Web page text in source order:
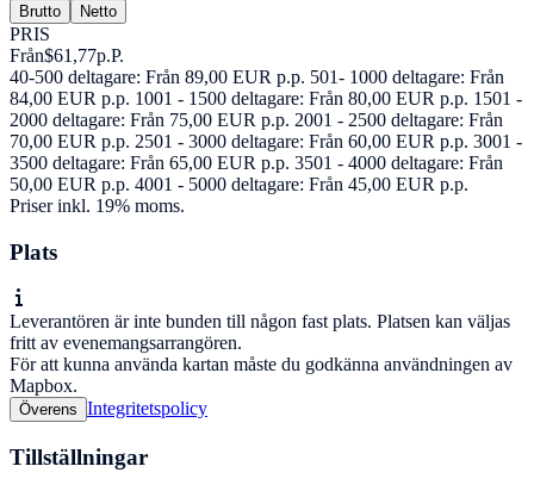
Brutto Netto
PRIS
Från$61,77p.P.
40-500 deltagare: Från 89,00 EUR p.p. 501- 1000 deltagare: Från
84,00 EUR p.p. 1001 - 1500 deltagare: Från 80,00 EUR p.p. 1501 -
2000 deltagare: Från 75,00 EUR p.p. 2001 - 2500 deltagare: Från
70,00 EUR p.p. 2501 - 3000 deltagare: Från 60,00 EUR p.p. 3001 -
3500 deltagare: Från 65,00 EUR p.p. 3501 - 4000 deltagare: Från
50,00 EUR p.p. 4001 - 5000 deltagare: Från 45,00 EUR p.p.
Priser inkl. 19% moms.
Plats
Leverantören är inte bunden till någon fast plats. Platsen kan väljas
fritt av evenemangsarrangören.
För att kunna använda kartan måste du godkänna användningen av
Mapbox.
Överens Integritetspolicy
Tillställningar